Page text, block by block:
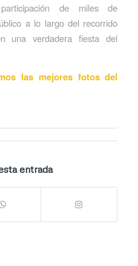
de miles de
a lo largo del recorrido
una verdadera fiesta del
las mejores fotos del
entrada